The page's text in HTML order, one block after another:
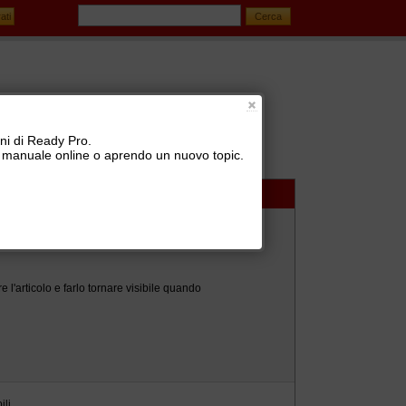
l'articolo e farlo tornare visibile quando
di Ready Pro.
online o aprendo un nuovo topic.